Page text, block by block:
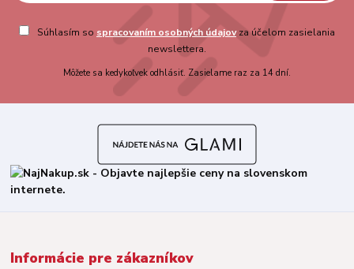
Súhlasím so spracovaním osobných údajovza účelom zasielania
newslettera.
Môžete sa kedykoľvek odhlásiť. Zasielame raz za 14 dní.
Informácie pre zákazníkov